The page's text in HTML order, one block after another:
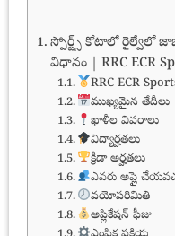
స్పోర్ట్స్ కోటాలో రైల్వేలో
విధానం | RRC ECR
RRC ECR
ముఖ్యమైన తేదీలు
ఖాళీల వివరాలు
విద్యార్హతలు
క్రీడా అర్హతలు
ఎవరు అప్లై
వయోపరిమితి
అప్లికేషన్ ఫీజు